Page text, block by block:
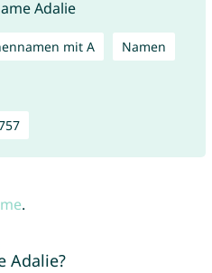
mit A Namen
.
Adalie?